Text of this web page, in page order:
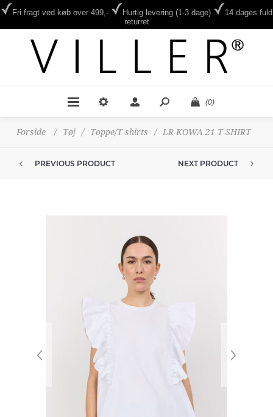
Fri fragt ved køb over 499,- Hurtig levering (1-3 dage)
14 dages fuld
returret
(0)
Forside / Tøj / Toppe/T-shirts / LR-KOWA 21 T-SHIRT
PREVIOUS PRODUCT NEXT PRODUCT